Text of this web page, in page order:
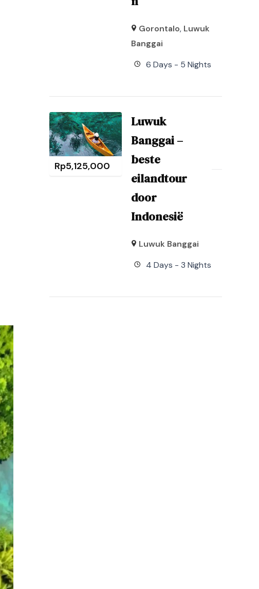
Gorontalo, Luwuk
Banggai
6 Days - 5 Nights
Rp5,125,000
Luwuk
Banggai –
beste
eilandtour
door
Indonesië
Luwuk Banggai
4 Days - 3 Nights